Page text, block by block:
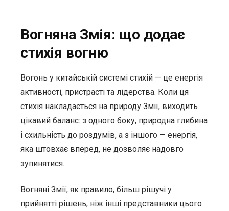
Вогняна Змія: що додає
стихія вогню
Вогонь у китайській системі стихій — це енергія
активності, пристрасті та лідерства. Коли ця
стихія накладається на природу Змії, виходить
цікавий баланс: з одного боку, природна глибина
і схильність до роздумів, а з іншого — енергія,
яка штовхає вперед, не дозволяє надовго
зупинятися.
Вогняні Змії, як правило, більш рішучі у
прийнятті рішень, ніж інші представники цього